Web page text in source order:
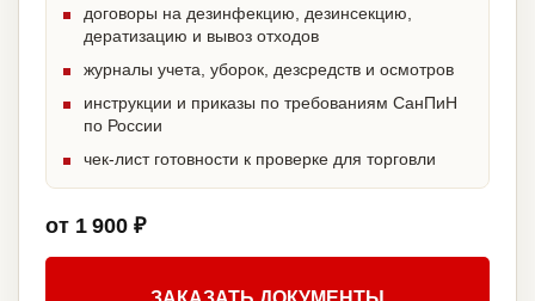
договоры на дезинфекцию, дезинсекцию,
дератизацию и вывоз отходов
журналы учета, уборок, дезсредств и осмотров
инструкции и приказы по требованиям СанПиН
по России
чек-лист готовности к проверке для торговли
от 1 900 ₽